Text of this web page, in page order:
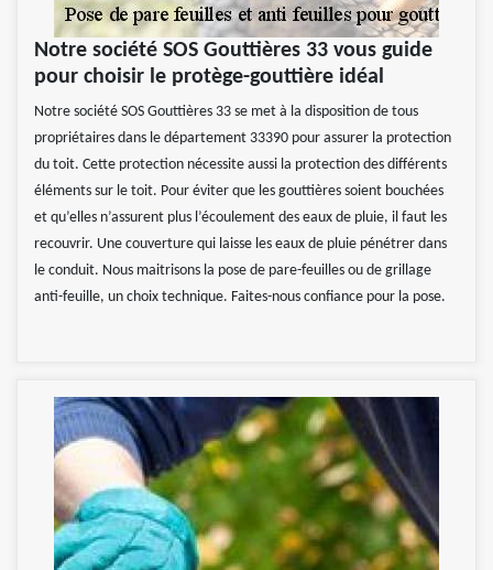
Notre société SOS Gouttières 33 vous guide
pour choisir le protège-gouttière idéal
Notre société SOS Gouttières 33 se met à la disposition de tous
propriétaires dans le département 33390 pour assurer la protection
du toit. Cette protection nécessite aussi la protection des différents
éléments sur le toit. Pour éviter que les gouttières soient bouchées
et qu’elles n’assurent plus l’écoulement des eaux de pluie, il faut les
recouvrir. Une couverture qui laisse les eaux de pluie pénétrer dans
le conduit. Nous maitrisons la pose de pare-feuilles ou de grillage
anti-feuille, un choix technique. Faites-nous confiance pour la pose.